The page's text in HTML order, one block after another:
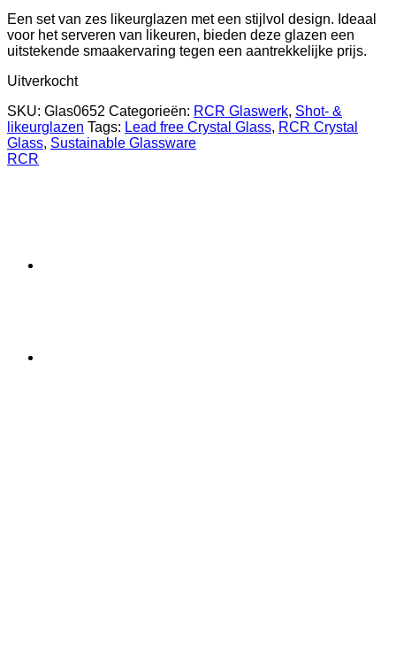
Een set van zes likeurglazen met een stijlvol design. Ideaal
voor het serveren van likeuren, bieden deze glazen een
uitstekende smaakervaring tegen een aantrekkelijke prijs.
Uitverkocht
SKU: Glas0652 Categorieën: RCR Glaswerk, Shot- &
likeurglazen Tags: Lead free Crystal Glass, RCR Crystal
Glass, Sustainable Glassware
RCR